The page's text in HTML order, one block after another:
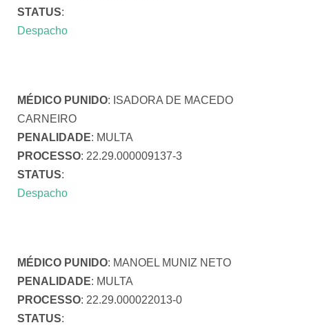
STATUS:
Despacho
MÉDICO PUNIDO: ISADORA DE MACEDO
CARNEIRO
PENALIDADE: MULTA
PROCESSO: 22.29.000009137-3
STATUS:
Despacho
MÉDICO PUNIDO: MANOEL MUNIZ NETO
PENALIDADE: MULTA
PROCESSO: 22.29.000022013-0
STATUS: